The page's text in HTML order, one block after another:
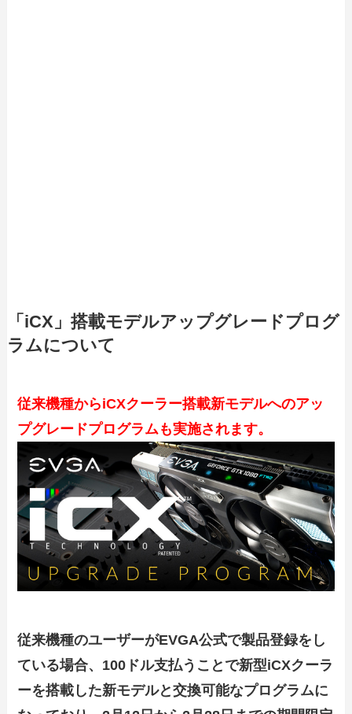
「iCX」搭載モデルアップグレードプログ
ラムについて
従来機種からiCXクーラー搭載新モデルへのアッ
プグレードプログラムも実施されます。
従来機種のユーザーがEVGA公式で製品登録をし
ている場合、100ドル支払うことで新型iCXクーラ
ーを搭載した新モデルと交換可能なプログラムに